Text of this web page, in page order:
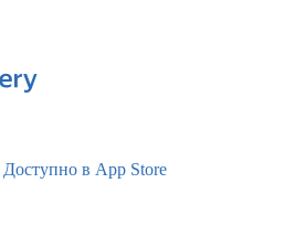
Доступно в App Store